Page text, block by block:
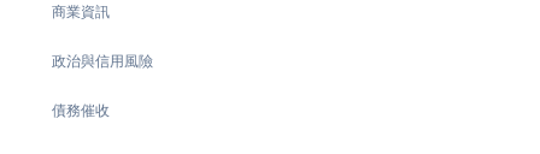
商業資訊
政治與信用風險
債務催收